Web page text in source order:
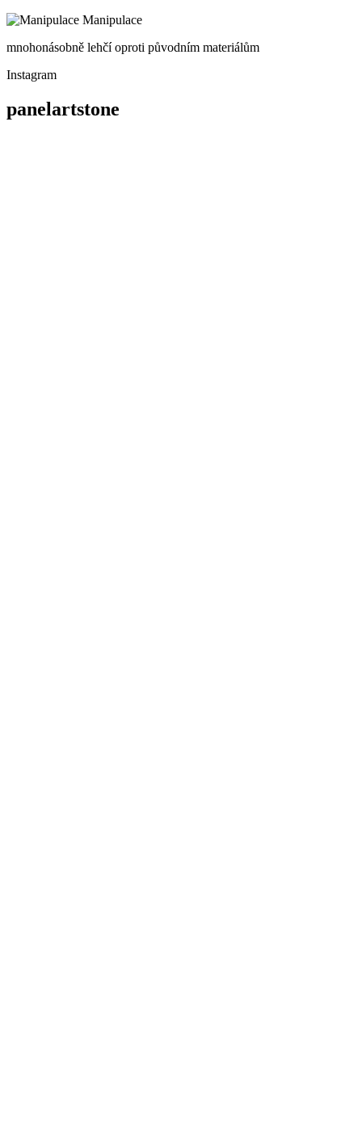
Manipulace
mnohonásobně lehčí oproti původním materiálům
Instagram
panelartstone